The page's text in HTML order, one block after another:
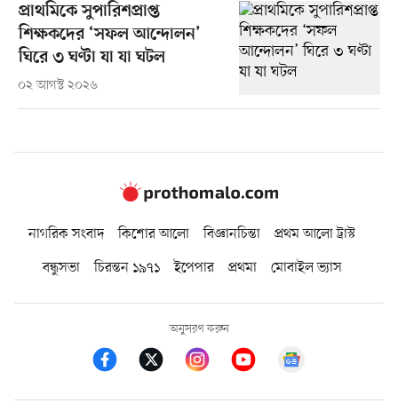
প্রাথমিকে সুপারিশপ্রাপ্ত
শিক্ষকদের ‘সফল আন্দোলন’
ঘিরে ৩ ঘণ্টা যা যা ঘটল
০২ আগস্ট ২০২৬
নাগরিক সংবাদ কিশোর আলো বিজ্ঞানচিন্তা
প্রথম আলো ট্রাস্ট
বন্ধুসভা
চিরন্তন ১৯৭১ ইপেপার প্রথমা মোবাইল ভ্যাস
অনুসরণ করুন